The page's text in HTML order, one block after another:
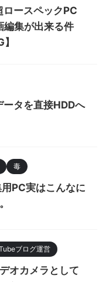
ロースペックPC
編集が出来る件
タを直接HDDへ
毒
PC実はこんなに
ブログ運営
オカメラとして